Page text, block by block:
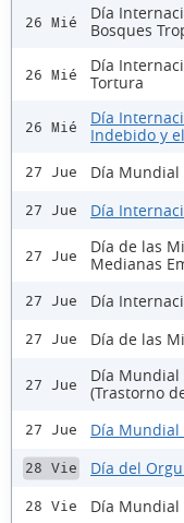
26 Mié
Día
Bosques
26 Mié
Día
Tortura
26 Mié
Día
Indebido y
27 Jue Día Mundial
27 Jue Día
27 Jue
Día de las
Medianas
27 Jue Día
27 Jue Día de las
27 Jue
Día Mundial
(Trastorno
27 Jue Día
28 Vie Día del
28 Vie Día Mundial